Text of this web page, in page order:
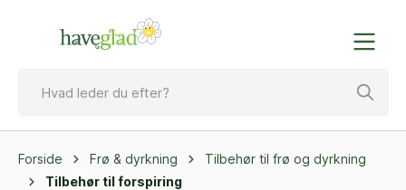
Forside Frø & dyrkning
Tilbehør til frø og dyrkning
Tilbehør til forspiring